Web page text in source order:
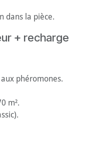
dans la pièce.
+ recharge
phéromones.
m².